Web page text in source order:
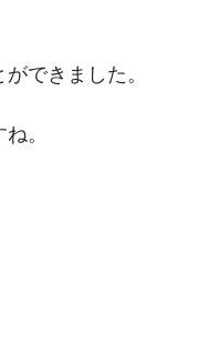
できました。
。